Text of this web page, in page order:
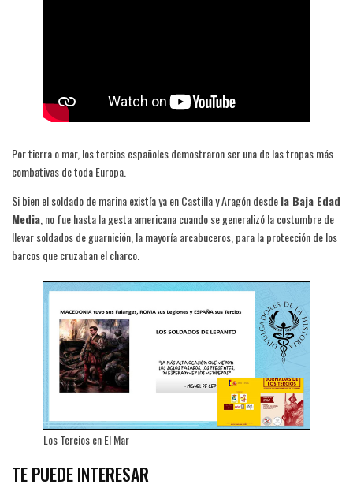
Por tierra o mar, los tercios españoles demostraron ser una de las tropas más
combativas de toda Europa.
Si bien el soldado de marina existía ya en Castilla y Aragón desdela Baja Edad
Media , no fue hasta la gesta americana cuando se generalizó la costumbre de
llevar soldados de guarnición, la mayoría arcabuceros, para la protección de los
barcos que cruzaban el charco.
Los Tercios en El Mar
TE PUEDE INTERESAR